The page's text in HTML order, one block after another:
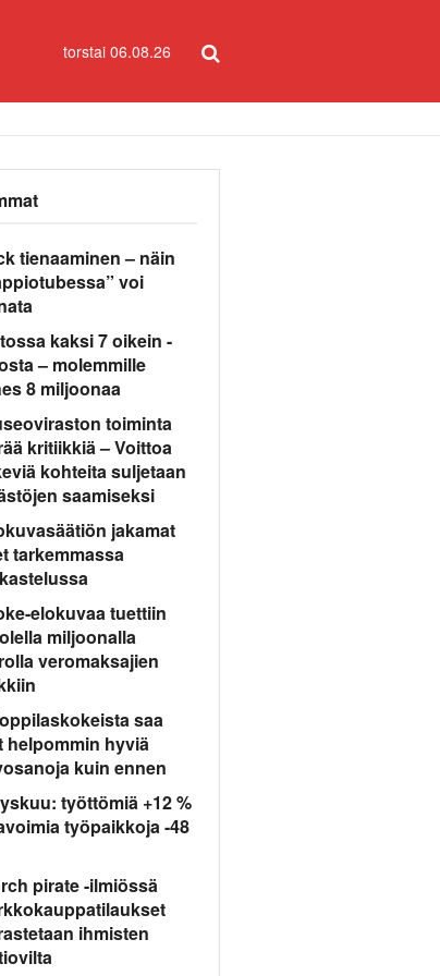
torstai 06.08.26
tienaaminen – näin
voi
kaksi 7 oikein -
– molemmille
8 miljoonaa
toiminta
kritiikkiä – Voittoa
kohteita suljetaan
saamiseksi
jakamat
tarkemmassa
elokuvaa tuettiin
miljoonalla
veromaksajien
saa
helpommin hyviä
kuin ennen
työttömiä +12 %
työpaikkoja -48
pirate -ilmiössä
ihmisten